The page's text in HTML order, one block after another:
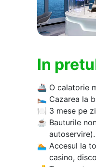
In
🚢 O calatorie
🛌 Cazarea la
🍽 3 mese pe
☕ Bauturile
autoservire).
🏊‍ Accesul la
casino,